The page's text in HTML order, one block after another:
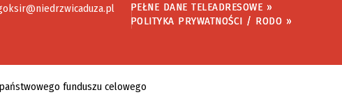
PEŁNE DANE TELEADRESOWE »
POLITYKA PRYWATNOŚCI / RODO »